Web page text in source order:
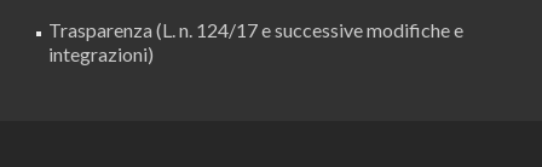
Trasparenza (L. n. 124/17 e successive modifiche e
integrazioni)